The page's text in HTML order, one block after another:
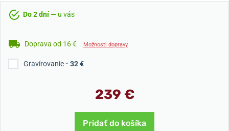
Do 2 dní— u vás
Doprava od 16 € Možnosti dopravy
Gravírovanie- 32 €
239 €
Pridať do košíka